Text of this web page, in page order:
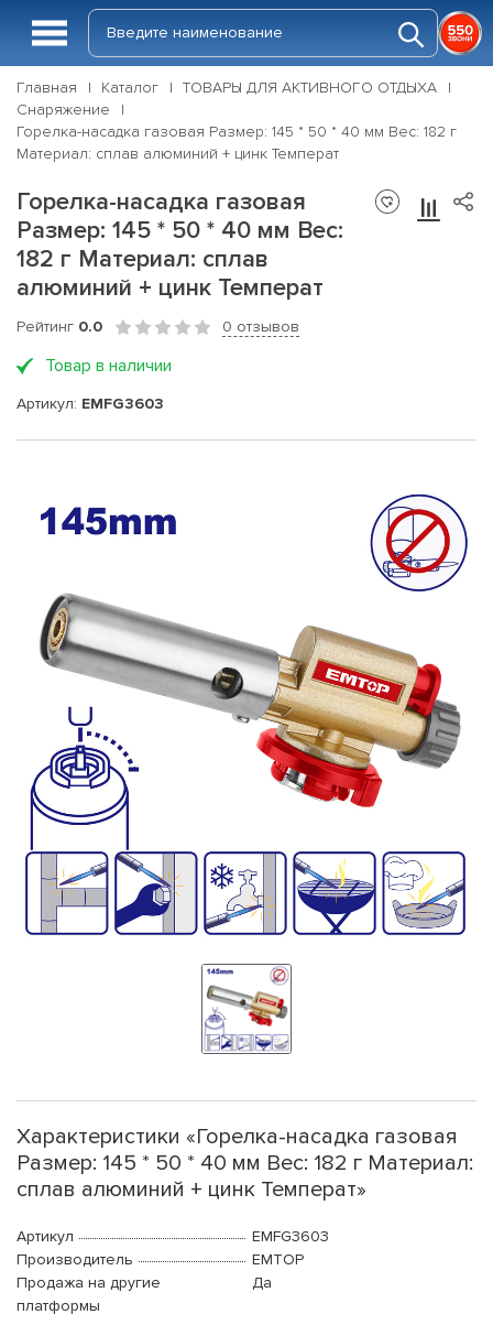
Главная Каталог
ТОВАРЫ ДЛЯ АКТИВНОГО ОТДЫХА
Снаряжение
Горелка-насадка газовая Размер: 145 * 50 * 40 мм Вес: 182 г
Материал: сплав алюминий + цинк Температ
Горелка-насадка газовая
Размер: 145 * 50 * 40 мм Вес:
182 г Материал: сплав
алюминий + цинк Температ
Рейтинг 0.0 0 отзывов
Товар в наличии
Артикул: EMFG3603
Характеристики «Горелка-насадка газовая
Размер: 145 * 50 * 40 мм Вес: 182 г Материал:
сплав алюминий + цинк Температ»
Артикул
EMFG3603
Производитель
EMTOP
Продажа на другие
платформы
Да